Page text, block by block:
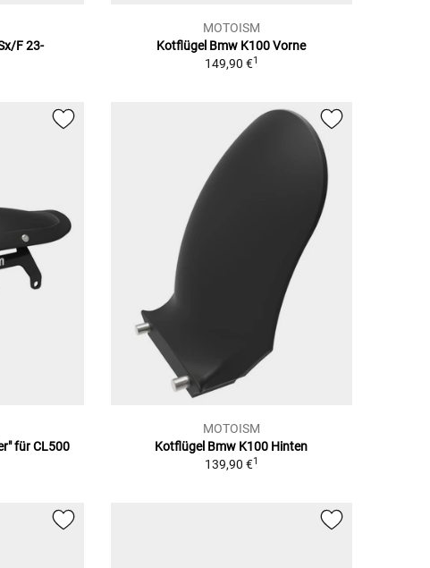
F 23-
MOTOISM
Kotflügel Bmw K100 Vorne
149,90 €1
für CL500
MOTOISM
Kotflügel Bmw K100 Hinten
139,90 €1